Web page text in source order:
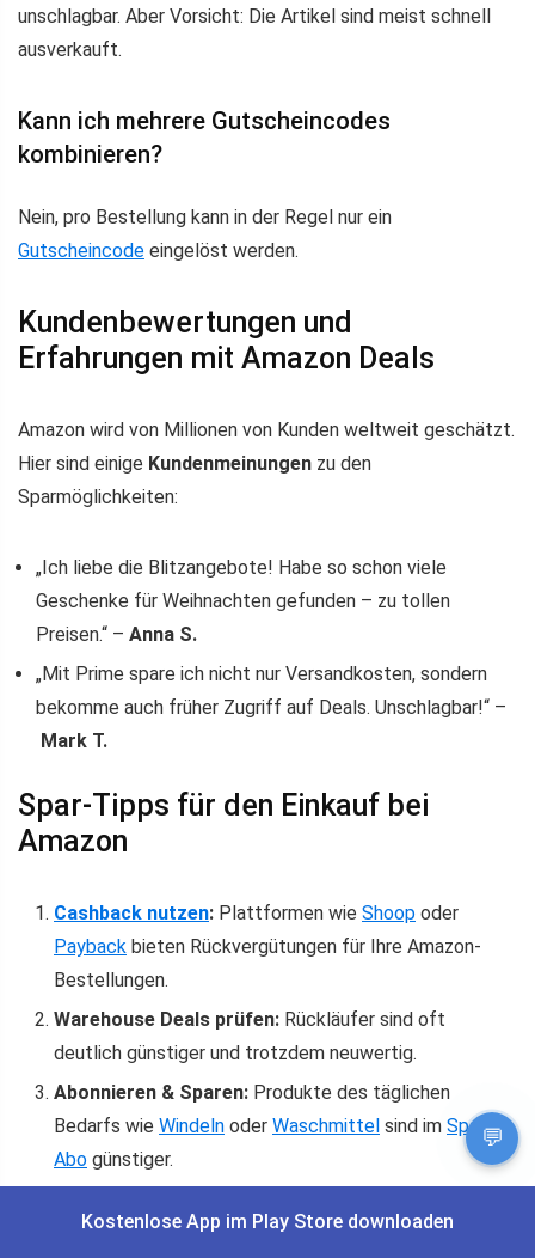
unschlagbar. Aber Vorsicht: Die Artikel sind meist schnell
ausverkauft.
Kann ich mehrere Gutscheincodes
kombinieren?
Nein, pro Bestellung kann in der Regel nur ein
Gutscheincode eingelöst werden.
Kundenbewertungen und
Erfahrungen mit Amazon Deals
Amazon wird von Millionen von Kunden weltweit geschätzt.
Hier sind einige Kundenmeinungen zu den
Sparmöglichkeiten:
„Ich liebe die Blitzangebote! Habe so schon viele
Geschenke für Weihnachten gefunden – zu tollen
Preisen.“ – Anna S.
„Mit Prime spare ich nicht nur Versandkosten, sondern
bekomme auch früher Zugriff auf Deals. Unschlagbar!“ –
Mark T.
Spar-Tipps für den Einkauf bei
Amazon
Cashback nutzen: Plattformen wie Shoop oder
Payback bieten Rückvergütungen für Ihre Amazon-
Bestellungen.
Warehouse Deals prüfen: Rückläufer sind oft
deutlich günstiger und trotzdem neuwertig.
Abonnieren & Sparen: Produkte des täglichen
Bedarfs wie Windeln oder Waschmittel sind im Spar-
Abo günstiger.
Der Amazon-Newsletter – Exklusive
💬
Kostenlose App im Play Store downloaden